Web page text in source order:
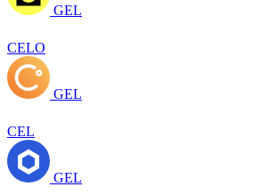
GEL
CELO
GEL
CEL
GEL